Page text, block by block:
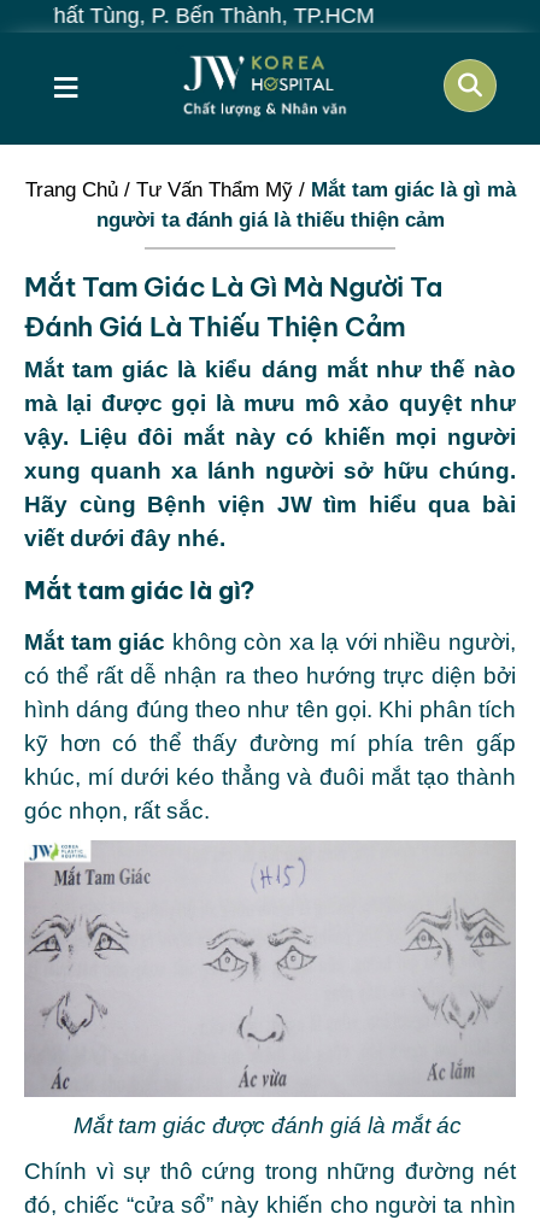
P. Bến Thành, TP.HCM
≡
Trang Chủ/ Tư Vấn Thẩm Mỹ/ Mắt tam giác là gì mà
người ta đánh giá là thiếu thiện cảm
Mắt Tam Giác Là Gì Mà Người Ta
Đánh Giá Là Thiếu Thiện Cảm
Mắt tam giác là kiểu dáng mắt như thế nào
mà lại được gọi là mưu mô xảo quyệt như
vậy. Liệu đôi mắt này có khiến mọi người
xung quanh xa lánh người sở hữu chúng.
Hãy cùng Bệnh viện JW tìm hiểu qua bài
viết dưới đây nhé.
Mắt tam giác là gì?
Mắt tam giác không còn xa lạ với nhiều người,
có thể rất dễ nhận ra theo hướng trực diện bởi
hình dáng đúng theo như tên gọi. Khi phân tích
kỹ hơn có thể thấy đường mí phía trên gấp
khúc, mí dưới kéo thẳng và đuôi mắt tạo thành
góc nhọn, rất sắc.
Mắt tam giác được đánh giá là mắt ác
Chính vì sự thô cứng trong những đường nét
đó, chiếc “cửa sổ” này khiến cho người ta nhìn